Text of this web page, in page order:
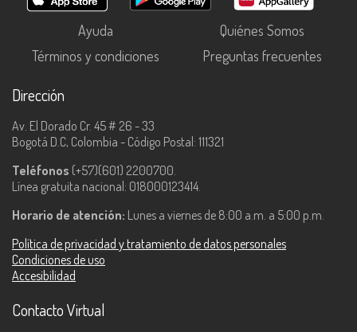
Ayuda
Quiénes Somos
Términos y condiciones
Preguntas frecuentes
Dirección
Av. El Dorado Cr. 45 # 26 - 33
Bogotá D.C, Colombia - Código Postal: 111321
Teléfonos (+57)(601) 2200700.
Línea gratuita nacional: 018000123414.
Horario de atención: Lunes a viernes de 8:00 a.m. a 5:00 p.m.
Política de privacidad y tratamiento de datos personales
Condiciones de uso
Accesibilidad
Contacto Virtual